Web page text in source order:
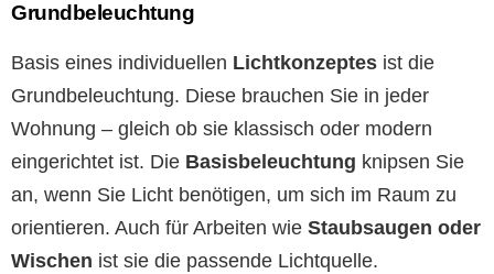
Grundbeleuchtung
Basis eines individuellen Lichtkonzeptes ist die
Grundbeleuchtung. Diese brauchen Sie in jeder
Wohnung – gleich ob sie klassisch oder modern
eingerichtet ist. Die Basisbeleuchtung knipsen Sie
an, wenn Sie Licht benötigen, um sich im Raum zu
orientieren. Auch für Arbeiten wie Staubsaugen oder
Wischen ist sie die passende Lichtquelle.